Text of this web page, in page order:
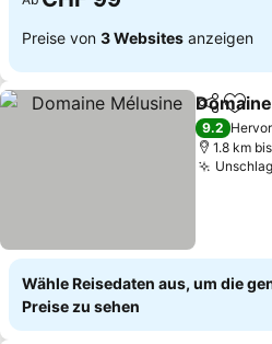
Preise von 3 Websites anzeigen
TeilenZu
9.2
1.8 km
Wähle Reisedaten aus, um die
Preise zu sehen